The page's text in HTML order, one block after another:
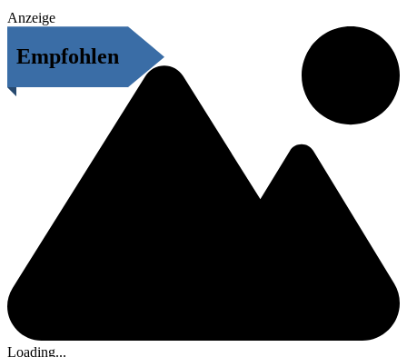
Anzeige
Empfohlen
Loading...